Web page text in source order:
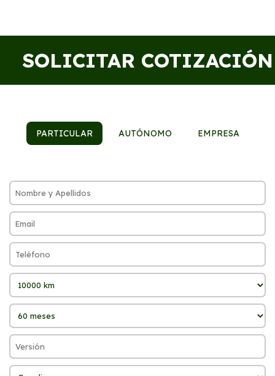
SOLICITAR COTIZACIÓN
PARTICULAR AUTÓNOMO EMPRESA